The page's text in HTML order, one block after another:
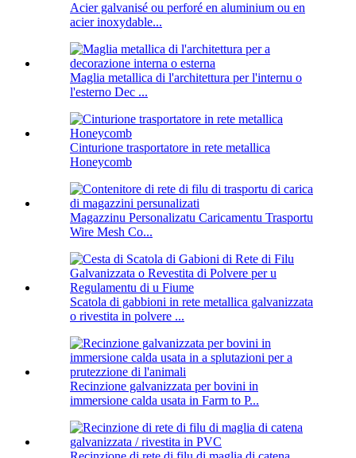
Acier galvanisé ou perforé en aluminium ou en
acier inoxydable...
Maglia metallica di l'architettura per l'internu o
l'esterno Dec ...
Cinturione trasportatore in rete metallica
Honeycomb
Magazzinu Personalizatu Caricamentu Trasportu
Wire Mesh Co...
Scatola di gabbioni in rete metallica galvanizzata
o rivestita in polvere ...
Recinzione galvanizzata per bovini in
immersione calda usata in Farm to P...